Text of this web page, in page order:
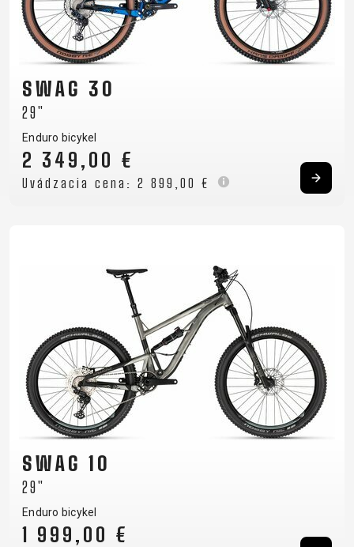
SWAG 30
29"
Enduro bicykel
2 349,00 €
Uvádzacia cena: 2 899,00 €
SWAG 10
29"
Enduro bicykel
1 999,00 €